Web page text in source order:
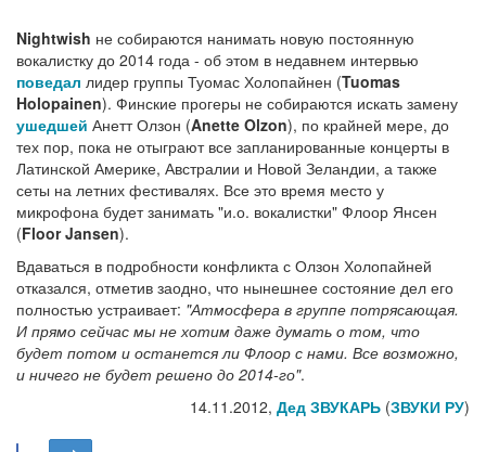
Nightwish не собираются нанимать новую постоянную
вокалистку до 2014 года - об этом в недавнем интервью
поведал лидер группы Туомас Холопайнен (Tuomas
Holopainen). Финские прогеры не собираются искать замену
ушедшей Анетт Олзон (Anette Olzon), по крайней мере, до
тех пор, пока не отыграют все запланированные концерты в
Латинской Америке, Австралии и Новой Зеландии, а также
сеты на летних фестивалях. Все это время место у
микрофона будет занимать "и.о. вокалистки" Флоор Янсен
(Floor Jansen).
Вдаваться в подробности конфликта с Олзон Холопайней
отказался, отметив заодно, что нынешнее состояние дел его
полностью устраивает: "Атмосфера в группе потрясающая.
И прямо сейчас мы не хотим даже думать о том, что
будет потом и останется ли Флоор с нами. Все возможно,
и ничего не будет решено до 2014-го".
14.11.2012, Дед ЗВУКАРЬ (ЗВУКИ РУ)